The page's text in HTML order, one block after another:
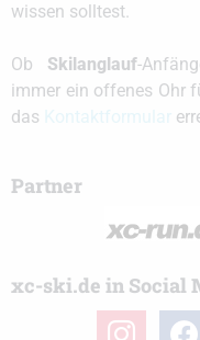
wissen solltest.
Ob Skilanglauf-
immer ein offenes Ohr
das
Partner
xc-ski.de in Social
instagram